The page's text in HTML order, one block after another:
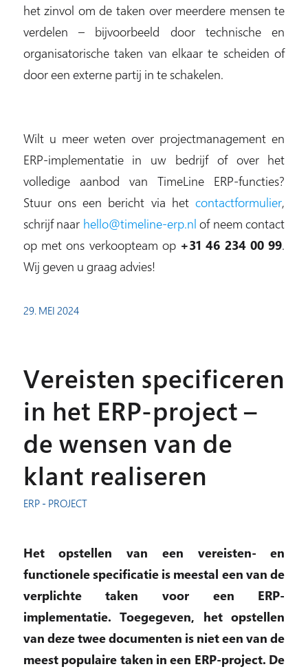
het zinvol om de taken over meerdere mensen te
verdelen – bijvoorbeeld door technische en
organisatorische taken van elkaar te scheiden of
door een externe partij in te schakelen.
Wilt u meer weten over projectmanagement en
ERP-implementatie in uw bedrijf of over het
volledige aanbod van TimeLine ERP-functies?
Stuur ons een bericht via hetcontactformulier,
schrijf naar hello@timeline-erp.nl of neem contact
op met ons verkoopteam op +31 46 234 00 99.
Wij geven u graag advies!
29. MEI 2024
Vereisten specificeren
in het ERP-project –
de wensen van de
klant realiseren
ERP - PROJECT
Het opstellen van een vereisten- en
functionele specificatie is meestal een van de
verplichte taken voor een ERP-
implementatie. Toegegeven, het opstellen
van deze twee documenten is niet een van de
meest populaire taken in een ERP-project. De